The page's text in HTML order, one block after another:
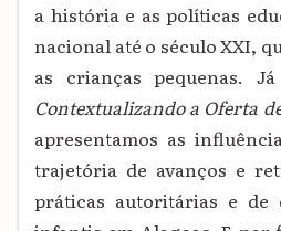
a história e as políticas
nacional até o século XXI,
as crianças pequenas.
Contextualizando a Oferta
apresentamos as
trajetória de avanços e
práticas autoritárias e de